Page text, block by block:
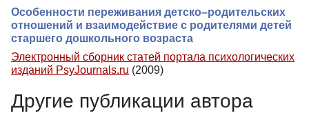
Особенности переживания детско–родительских
отношений и взаимодействие с родителями детей
старшего дошкольного возраста
Электронный сборник статей портала психологических
изданий PsyJournals.ru (2009)
Другие публикации автора